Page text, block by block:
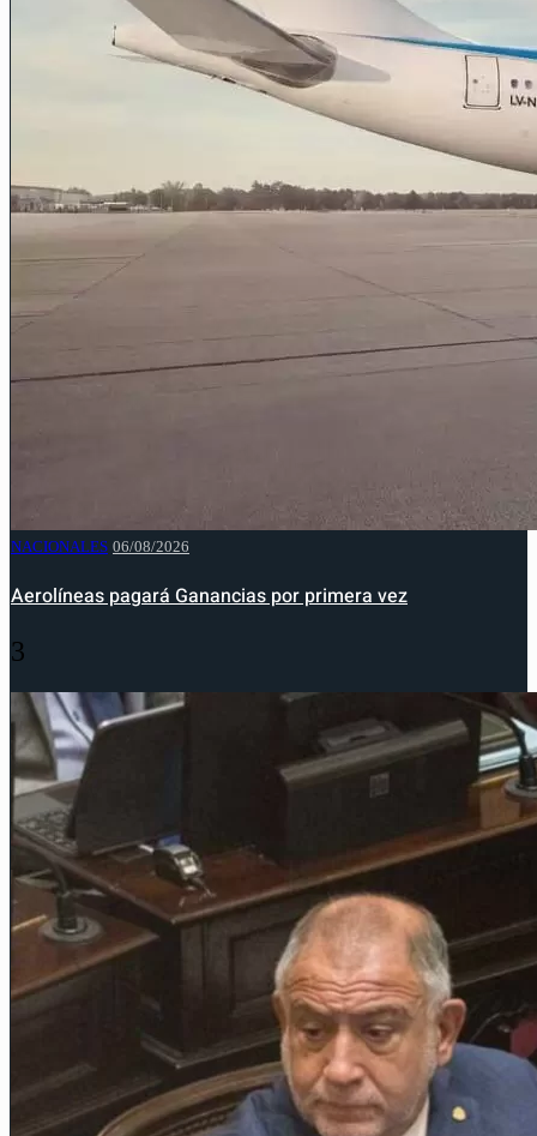
NACIONALES 06/08/2026
Aerolíneas pagará Ganancias por primera vez
3